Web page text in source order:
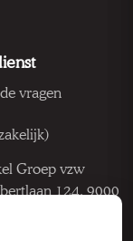
vragen
Groep vzw
124, 9000